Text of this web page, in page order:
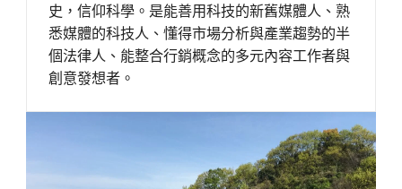
史，信仰科學。是能善用科技的新舊媒體人、熟
悉媒體的科技人、懂得市場分析與產業趨勢的半
個法律人、能整合行銷概念的多元內容工作者與
創意發想者。